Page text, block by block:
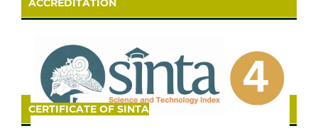
ACCREDITATION
CERTIFICATE OF SINTA